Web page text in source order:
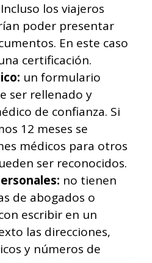
los viajeros
poder presentar
En este caso
certificación.
un formulario
ser rellenado y
de confianza. Si
12 meses se
médicos para otros
ser reconocidos.
no tienen
de abogados o
escribir en un
las direcciones,
y números de